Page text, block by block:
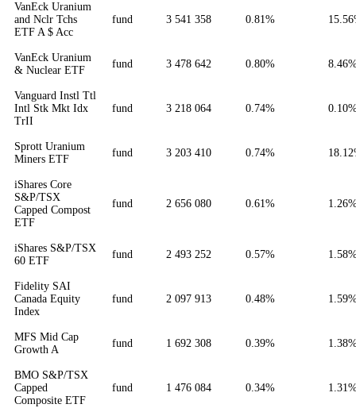
VanEck Uranium
and Nclr Tchs
ETF A $ Acc
fund 3 541 358 0.81%
VanEck Uranium
& Nuclear ETF
fund 3 478 642 0.80%
Vanguard Instl Ttl
Intl Stk Mkt Idx
TrII
fund 3 218 064 0.74%
Sprott Uranium
Miners ETF
fund 3 203 410 0.74%
iShares Core
S&P/TSX
Capped Compost
ETF
fund 2 656 080 0.61%
iShares S&P/TSX
60 ETF
fund 2 493 252 0.57%
Fidelity SAI
Canada Equity
Index
fund 2 097 913 0.48%
MFS Mid Cap
Growth A
fund 1 692 308 0.39%
BMO S&P/TSX
Capped
Composite ETF
fund 1 476 084 0.34%